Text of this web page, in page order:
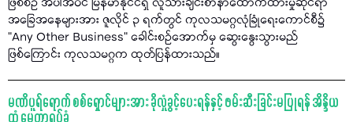
ဖြစ်စဉ် အပါအဝင် မြန်မာနိုင်ငံရှိ လူသားချင်းစာနာထောက်ထားမှုဆိုင်ရာ
အခြေအနေများအား ဇူလိုင် ၃ ရက်တွင် ကုလသမဂ္ဂလုံခြုံရေးကောင်စီ၌
"Any Other Business” ခေါင်းစဉ်အောက်မှ ဆွေးနွေးသွားမည်
ဖြစ်ကြောင်း ကုလသမဂ္ဂက ထုတ်ပြန်ထားသည်။
မဏိပူရ်ရောက် စစ်ရှောင်များအား ခိုလှုံခွင့်ပေးရန်နှင့် ဖမ်းဆီးခြင်းမပြုရန် အိန္ဒိယ